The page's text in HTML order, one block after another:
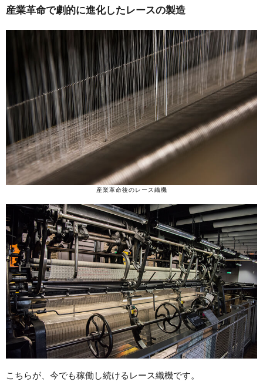
産業革命で劇的に進化したレースの製造
産業革命後のレース織機
こちらが、今でも稼働し続けるレース織機です。